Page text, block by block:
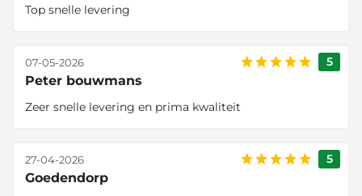
Top snelle levering
5
Peter bouwmans
07-05-2026
Zeer snelle levering en prima kwaliteit
5
Goedendorp
27-04-2026